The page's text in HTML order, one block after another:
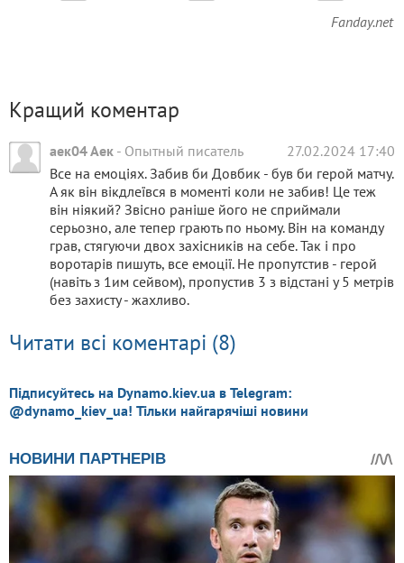
Fanday.net
Кращий коментар
аек04 Аек - Опытный писатель
27.02.2024 17:40
Все на емоціях. Забив би Довбик - був би герой матчу.
А як він вікдлеївся в моменті коли не забив! Це теж
він ніякий? Звісно раніше його не сприймали
серьозно, але тепер грають по ньому. Він на команду
грав, стягуючи двох захісників на себе. Так і про
воротарів пишуть, все емоції. Не пропутстив - герой
(навіть з 1им сейвом), пропустив 3 з відстані у 5 метрів
без захисту - жахливо.
Читати всі коментарі (8)
Підписуйтесь на Dynamo.kiev.ua в Telegram:
@dynamo_kiev_ua! Тільки найгарячіші новини